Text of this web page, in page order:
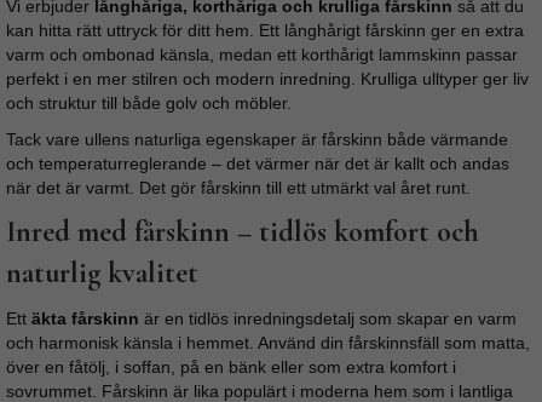
Vi erbjuder långhåriga, korthåriga och krulliga fårskinn så att du
kan hitta rätt uttryck för ditt hem. Ett långhårigt fårskinn ger en extra
varm och ombonad känsla, medan ett korthårigt lammskinn passar
perfekt i en mer stilren och modern inredning. Krulliga ulltyper ger liv
och struktur till både golv och möbler.
Tack vare ullens naturliga egenskaper är fårskinn både värmande
och temperaturreglerande – det värmer när det är kallt och andas
när det är varmt. Det gör fårskinn till ett utmärkt val året runt.
Inred med fårskinn – tidlös komfort och
naturlig kvalitet
Ett äkta fårskinn är en tidlös inredningsdetalj som skapar en varm
och harmonisk känsla i hemmet. Använd din fårskinnsfäll som matta,
över en fåtölj, i soffan, på en bänk eller som extra komfort i
sovrummet. Fårskinn är lika populärt i moderna hem som i lantliga